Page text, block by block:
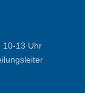
10-13 Uhr